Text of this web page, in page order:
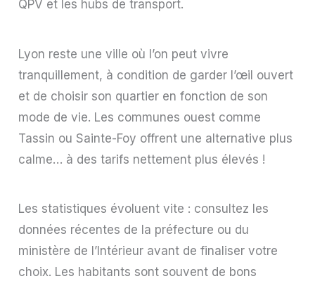
QPV et les hubs de transport.
Lyon reste une ville où l’on peut vivre
tranquillement, à condition de garder l’œil ouvert
et de choisir son quartier en fonction de son
mode de vie. Les communes ouest comme
Tassin ou Sainte-Foy offrent une alternative plus
calme… à des tarifs nettement plus élevés !
Les statistiques évoluent vite : consultez les
données récentes de la préfecture ou du
ministère de l’Intérieur avant de finaliser votre
choix. Les habitants sont souvent de bons